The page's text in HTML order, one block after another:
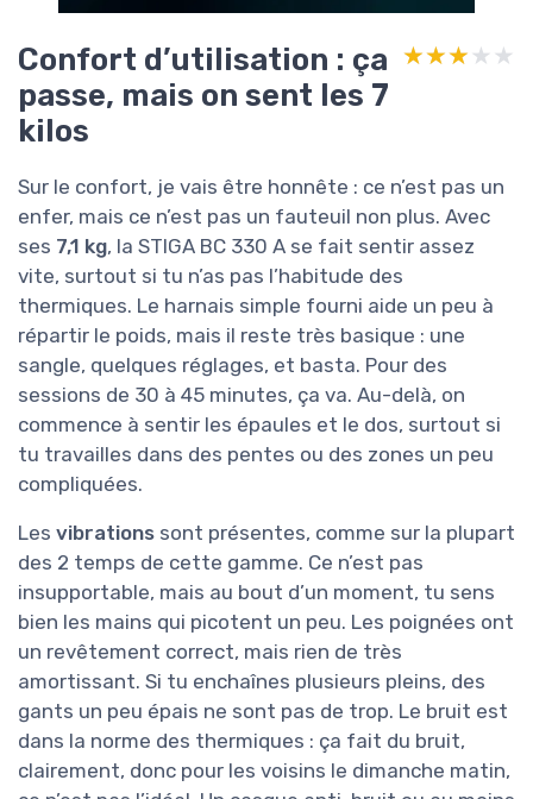
Confort d’utilisation : ça
passe, mais on sent les 7
kilos
★★★★★
★★★★★
Sur le confort, je vais être honnête : ce n’est pas un
enfer, mais ce n’est pas un fauteuil non plus. Avec
ses 7,1 kg, la STIGA BC 330 A se fait sentir assez
vite, surtout si tu n’as pas l’habitude des
thermiques. Le harnais simple fourni aide un peu à
répartir le poids, mais il reste très basique : une
sangle, quelques réglages, et basta. Pour des
sessions de 30 à 45 minutes, ça va. Au-delà, on
commence à sentir les épaules et le dos, surtout si
tu travailles dans des pentes ou des zones un peu
compliquées.
Les vibrations sont présentes, comme sur la plupart
des 2 temps de cette gamme. Ce n’est pas
insupportable, mais au bout d’un moment, tu sens
bien les mains qui picotent un peu. Les poignées ont
un revêtement correct, mais rien de très
amortissant. Si tu enchaînes plusieurs pleins, des
gants un peu épais ne sont pas de trop. Le bruit est
dans la norme des thermiques : ça fait du bruit,
clairement, donc pour les voisins le dimanche matin,